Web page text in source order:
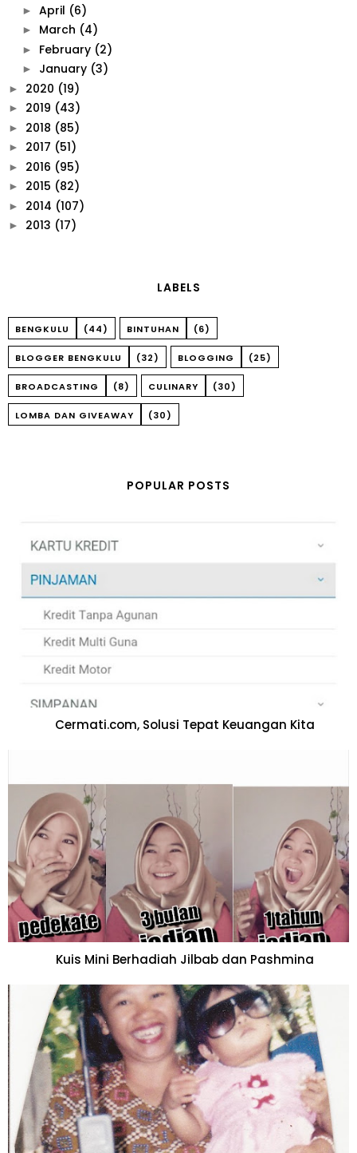
► April (6)
► March (4)
► February (2)
► January (3)
► 2020 (19)
► 2019 (43)
► 2018 (85)
► 2017 (51)
► 2016 (95)
► 2015 (82)
► 2014 (107)
► 2013 (17)
LABELS
BENGKULU (44) BINTUHAN (6)
BLOGGER BENGKULU (32) BLOGGING (25)
BROADCASTING (8) CULINARY (30)
LOMBA DAN GIVEAWAY (30)
POPULAR POSTS
Cermati.com, Solusi Tepat Keuangan Kita
Kuis Mini Berhadiah Jilbab dan Pashmina